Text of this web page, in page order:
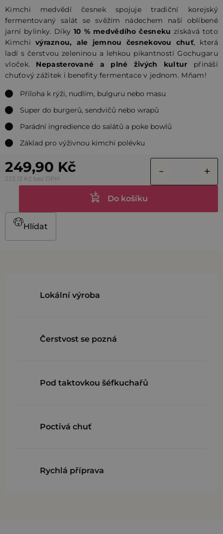
Kimchi medvědí česnek spojuje tradiční korejský
fermentovaný salát se svěžím nádechem naší oblíbené
jarní bylinky. Díky 10 % medvědího česneku získává toto
Kimchi výraznou, ale jemnou česnekovou chuť, která
ladí s čerstvou zeleninou a lehkou pikantností Gochugaru
vloček. Nepasterované a plné živých kultur přináší
chuťový zážitek i benefity fermentace v jednom. Mňam!
Příloha k rýži, nudlím, bulguru nebo masu
Super do burgerů, sendvičů nebo wrapů
Parádní ingredience do salátů a poke bowlů
Základ pro výživnou kimchi polévku
249,90 Kč
223,13 Kč bez DPH
Do košíku
Hlídat
Lokální výroba
Čerstvost se pozná
Pod taktovkou šéfkuchařů
Poctivá chuť
Rychlá příprava